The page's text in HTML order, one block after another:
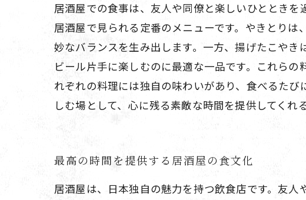
居酒屋での食事は、友人や同僚と楽しいひととき
居酒屋で見られる定番のメニューです。やきとり
妙なバランスを生み出します。一方、揚げたこやき
ビール片手に楽しむのに最適な一品です。これら
れぞれの料理には独自の味わいがあり、食べるた
しむ場として、心に残る素敵な時間を提供してくれる
最高の時間を提供する居酒屋の食文化
居酒屋は、日本独自の魅力を持つ飲食店です。友